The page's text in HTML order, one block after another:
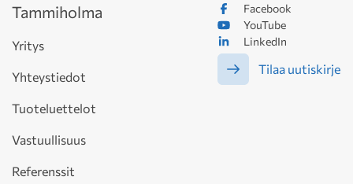
Facebook
YouTube
LinkedIn
Tilaa uutiskirje
Tammiholma
Yritys
Yhteystiedot
Tuoteluettelot
Vastuullisuus
Referenssit